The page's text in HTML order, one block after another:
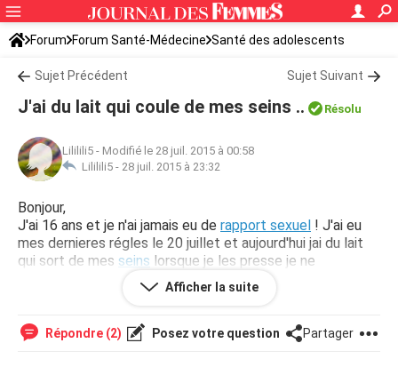
Forum Forum Santé-Médecine Santé des adolescents
Sujet Précédent Sujet Suivant
J'ai du lait qui coule de mes seins .. Résolu
Lililili5 - Modifié le 28 juil. 2015 à 00:58
Lililili5 - 28 juil. 2015 à 23:32
Bonjour,
J'ai 16 ans et je n'ai jamais eu de rapport sexuel ! J'ai eu
mes dernieres régles le 20 juillet et aujourd'hui jai du lait
qui sort de mes seins lorsque je les presse je ne
comprends pas ce qui ce passe et j'aimerai avoir des
réponses rapidement car j'ai peur . Merci d'avance
Afficher la suite
Répondre (2) Posez votre question Partager